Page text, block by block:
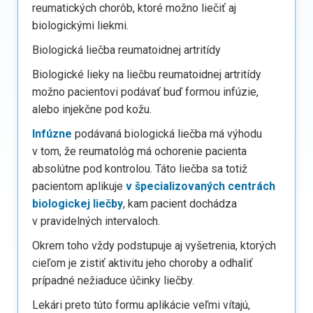
reumatických chorôb, ktoré možno liečiť aj
biologickými liekmi.
Biologická liečba reumatoidnej artritídy
Biologické lieky na liečbu reumatoidnej artritídy
možno pacientovi podávať buď formou infúzie,
alebo injekčne pod kožu.
Infúzne podávaná biologická liečba má výhodu
v tom, že reumatológ má ochorenie pacienta
absolútne pod kontrolou. Táto liečba sa totiž
pacientom aplikuje v špecializovaných centrách
biologickej liečby, kam pacient dochádza
v pravidelných intervaloch.
Okrem toho vždy podstupuje aj vyšetrenia, ktorých
cieľom je zistiť aktivitu jeho choroby a odhaliť
prípadné nežiaduce účinky liečby.
Lekári preto túto formu aplikácie veľmi vítajú,